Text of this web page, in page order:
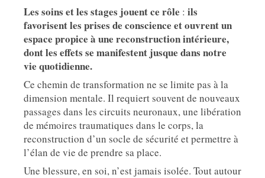
Les soins et les stages jouent ce rôle : ils
favorisent les prises de conscience et ouvrent un
espace propice à une reconstruction intérieure,
dont les effets se manifestent jusque dans notre
vie quotidienne.
Ce chemin de transformation ne se limite pas à la
dimension mentale. Il requiert souvent de nouveaux
passages dans les circuits neuronaux, une libération
de mémoires traumatiques dans le corps, la
reconstruction d’un socle de sécurité et permettre à
l’élan de vie de prendre sa place.
Une blessure, en soi, n’est jamais isolée. Tout autour